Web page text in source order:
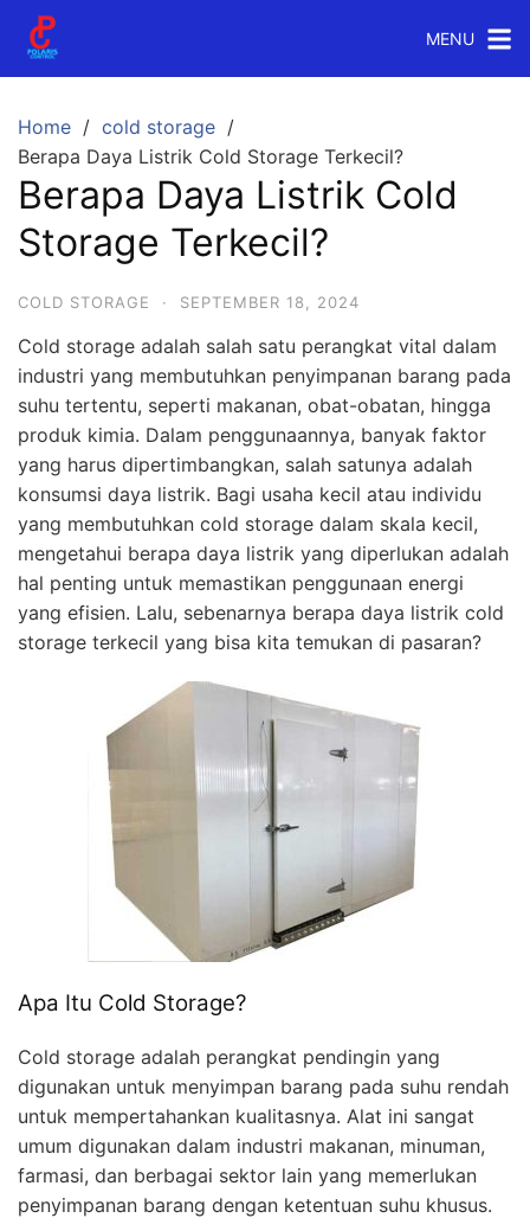
content
MENU
Home
cold storage
Berapa Daya Listrik Cold Storage Terkecil?
Berapa Daya Listrik Cold
Storage Terkecil?
COLD STORAGE · SEPTEMBER 18, 2024
Cold storage adalah salah satu perangkat vital dalam
industri yang membutuhkan penyimpanan barang pada
suhu tertentu, seperti makanan, obat-obatan, hingga
produk kimia. Dalam penggunaannya, banyak faktor
yang harus dipertimbangkan, salah satunya adalah
konsumsi daya listrik. Bagi usaha kecil atau individu
yang membutuhkan cold storage dalam skala kecil,
mengetahui berapa daya listrik yang diperlukan adalah
hal penting untuk memastikan penggunaan energi
yang efisien. Lalu, sebenarnya berapa daya listrik cold
storage terkecil yang bisa kita temukan di pasaran?
Apa Itu Cold Storage?
Cold storage adalah perangkat pendingin yang
digunakan untuk menyimpan barang pada suhu rendah
untuk mempertahankan kualitasnya. Alat ini sangat
umum digunakan dalam industri makanan, minuman,
farmasi, dan berbagai sektor lain yang memerlukan
penyimpanan barang dengan ketentuan suhu khusus.